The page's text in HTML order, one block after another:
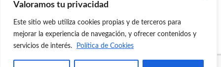
Valoramos tu privacidad
Este sitio web utiliza cookies propias y de terceros para
mejorar la experiencia de navegación, y ofrecer contenidos y
servicios de interés.
Política de Cookies
LinkedIn
Instagram